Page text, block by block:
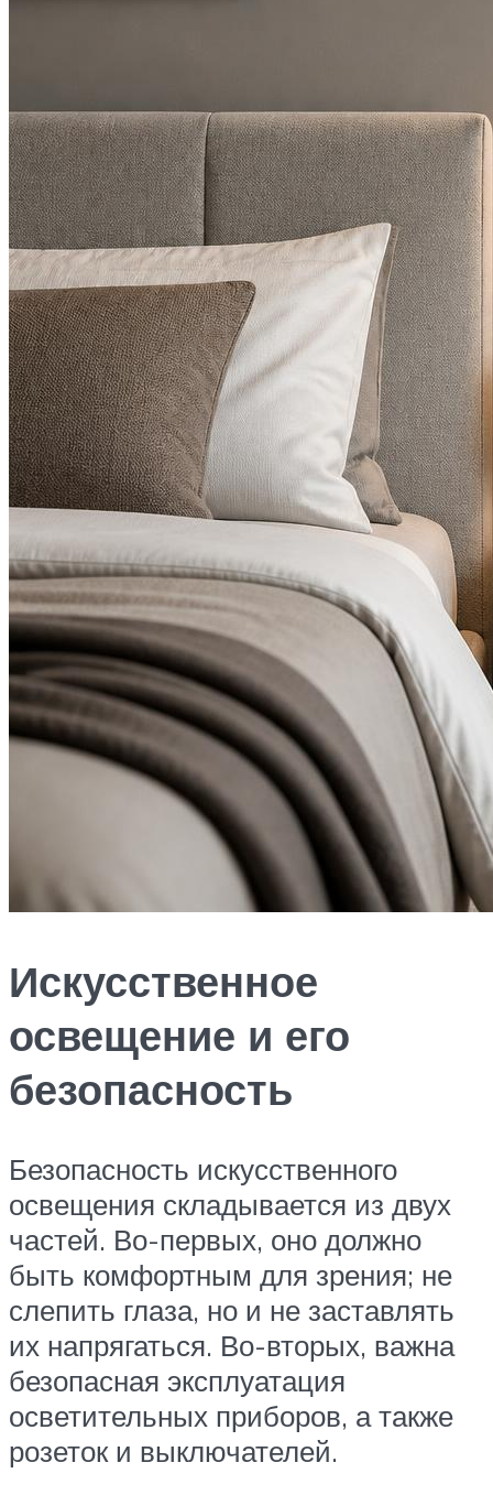
Искусственное
освещение и его
безопасность
Безопасность искусственного
освещения складывается из двух
частей. Во-первых, оно должно
быть комфортным для зрения; не
слепить глаза, но и не заставлять
их напрягаться. Во-вторых, важна
безопасная эксплуатация
осветительных приборов, а также
розеток и выключателей.